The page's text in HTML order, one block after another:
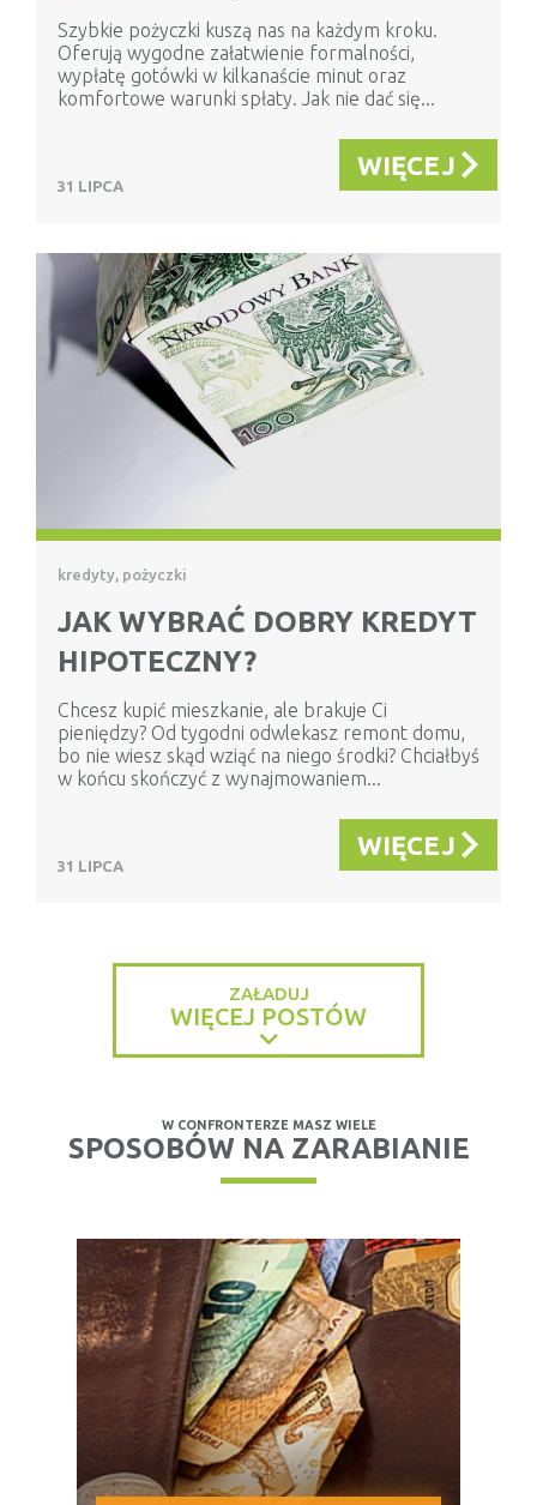
Szybkie pożyczki kuszą nas na każdym kroku.
Oferują wygodne załatwienie formalności,
wypłatę gotówki w kilkanaście minut oraz
komfortowe warunki spłaty. Jak nie dać się...
31 LIPCA
WIĘCEJ
kredyty, pożyczki
JAK WYBRAĆ DOBRY KREDYT
HIPOTECZNY?
Chcesz kupić mieszkanie, ale brakuje Ci
pieniędzy? Od tygodni odwlekasz remont domu,
bo nie wiesz skąd wziąć na niego środki? Chciałbyś
w końcu skończyć z wynajmowaniem...
31 LIPCA
WIĘCEJ
ZAŁADUJ
WIĘCEJ POSTÓW
W CONFRONTERZE MASZ WIELE
SPOSOBÓW NA ZARABIANIE